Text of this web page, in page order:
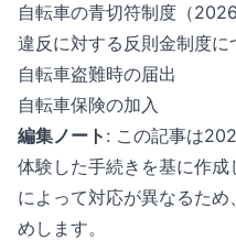
自転車の青切符制度（
違反に対する反則金制度に
自転車盗難時の届出
自転車保険の加入
編集ノート : この記事は
体験した手続きを基に作
によって対応が異なるた
めします。